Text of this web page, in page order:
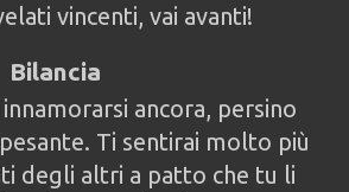
vincenti, vai avanti!
Bilancia
ancora, persino
Ti sentirai molto più
degli altri a patto che tu li